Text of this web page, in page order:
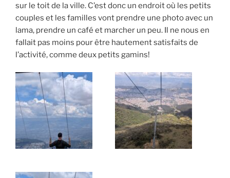
sur le toit de la ville. C’est donc un endroit où les petits
couples et les familles vont prendre une photo avec un
lama, prendre un café et marcher un peu. Il ne nous en
fallait pas moins pour être hautement satisfaits de
l’activité, comme deux petits gamins!